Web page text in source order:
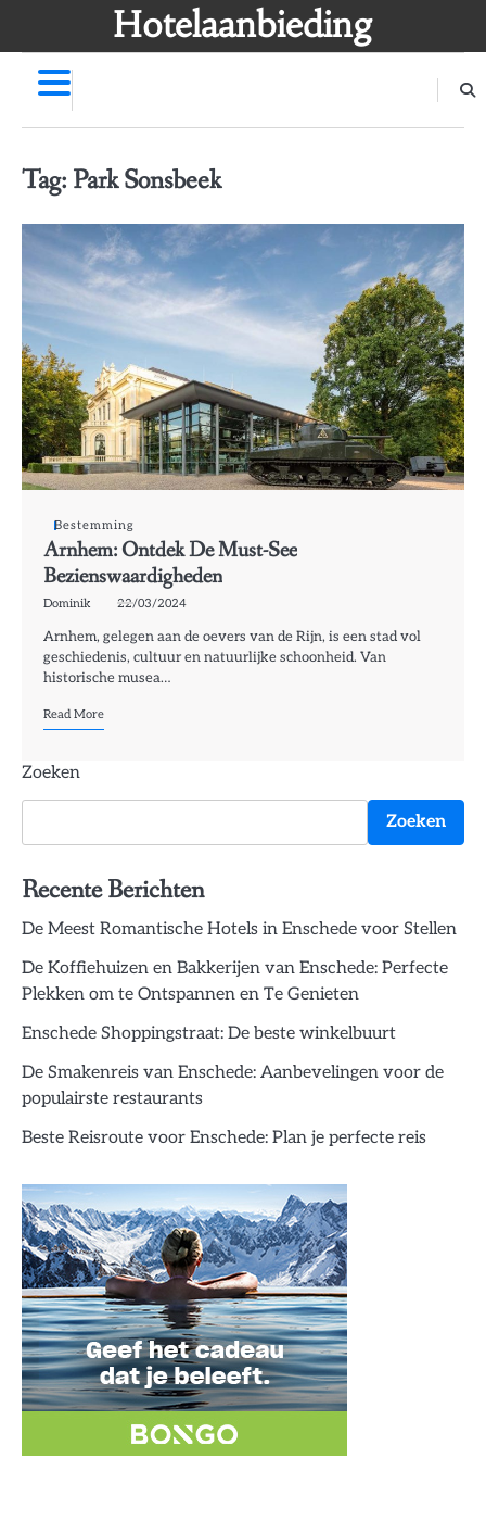
Hotelaanbieding
Tag: Park Sonsbeek
Bestemming
Arnhem: Ontdek De Must-See
Bezienswaardigheden
Dominik 22/03/2024
Arnhem, gelegen aan de oevers van de Rijn, is een stad vol
geschiedenis, cultuur en natuurlijke schoonheid. Van
historische musea…
Read More
Zoeken
Zoeken
Recente Berichten
De Meest Romantische Hotels in Enschede voor Stellen
De Koffiehuizen en Bakkerijen van Enschede: Perfecte
Plekken om te Ontspannen en Te Genieten
Enschede Shoppingstraat: De beste winkelbuurt
De Smakenreis van Enschede: Aanbevelingen voor de
populairste restaurants
Beste Reisroute voor Enschede: Plan je perfecte reis